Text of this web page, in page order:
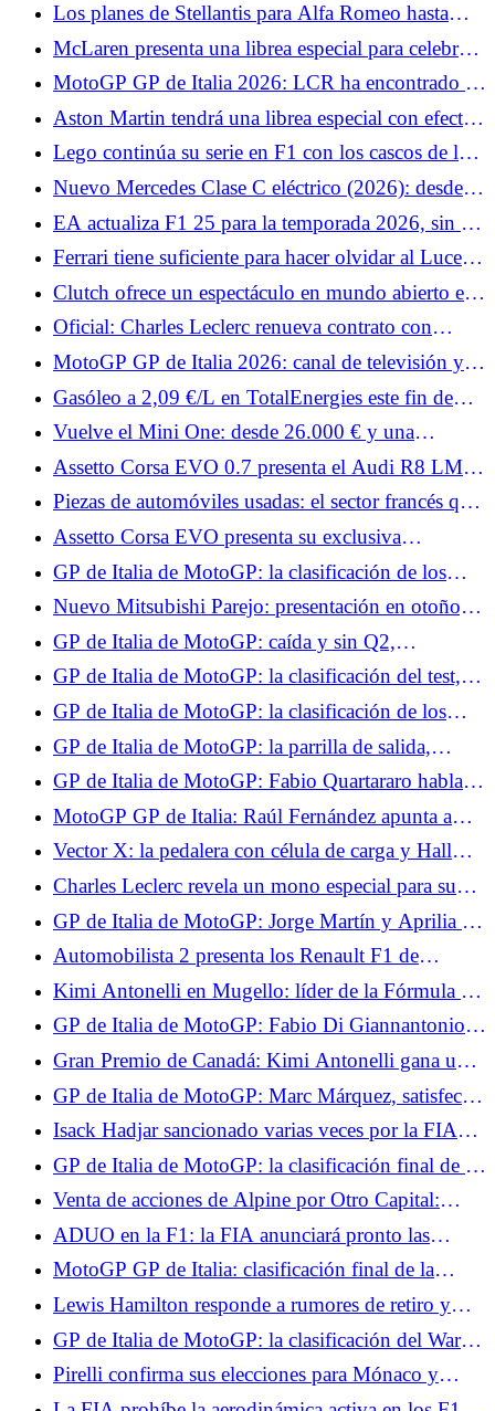
Los planes de Stellantis para Alfa Romeo hasta
2030: un sustituto del Giuletta y un nuevo SUV
McLaren presenta una librea especial para celebrar
su milésimo Gran Premio en la F1.
MotoGP GP de Italia 2026: LCR ha encontrado el
sustituto de Johann Zarco, el equipo recurre a un
veterano
Aston Martin tendrá una librea especial con efecto
irisado para Mónaco
Lego continúa su serie en F1 con los cascos de los
pilotos de McLaren.
Nuevo Mercedes Clase C eléctrico (2026): desde
66.399 € en Francia, ¿precios elevados?
EA actualiza F1 25 para la temporada 2026, sin F1
26
Ferrari tiene suficiente para hacer olvidar al Luce:
estos nombres harán vibrar al F80, 12Cilindri y
296
Clutch ofrece un espectáculo en mundo abierto en
el sur de Francia.
Oficial: Charles Leclerc renueva contrato con
Ferrari más allá de 2030
MotoGP GP de Italia 2026: canal de televisión y
horarios de pruebas, Q2 de difícil acceso para
Quartararo
Gasóleo a 2,09 €/L en TotalEnergies este fin de
semana: arranca el sábado en 3.300 estaciones de
servicio
Vuelve el Mini One: desde 26.000 € y una
potencia de 122 CV
Assetto Corsa EVO 0.7 presenta el Audi R8 LMS,
el Datsun 240Z y dos Porsche.
Piezas de automóviles usadas: el sector francés que
reinventa la reparación de automóviles
Assetto Corsa EVO presenta su exclusiva
clasificación de seguridad.
GP de Italia de MotoGP: la clasificación de los
Libres 1, Quartararo muy lejos de los líderes,
Márquez empieza lento
Nuevo Mitsubishi Parejo: presentación en otoño, el
regreso oficial de una leyenda
GP de Italia de MotoGP: caída y sin Q2,
Quartararo decepcionado con su día en Mugello
GP de Italia de MotoGP: la clasificación del test,
no hay Q2 para Quartararo, funciona para Marc
Márquez
GP de Italia de MotoGP: la clasificación de los
entrenamientos libres 2, Quartararo sigue en
dificultades, Jorge Martín establece un récord
GP de Italia de MotoGP: la parrilla de salida,
ningún milagro para Quartararo, gran jugada de
Marc Márquez
GP de Italia de MotoGP: Fabio Quartararo habla
de la mediocridad de su Yamaha
MotoGP GP de Italia: Raúl Fernández apunta a
dos el domingo
Vector X: la pedalera con célula de carga y Hall
que eleva a PXN en la gama
Charles Leclerc revela un mono especial para su
Gran Premio en casa en Mónaco.
GP de Italia de MotoGP: Jorge Martín y Aprilia se
marcan un objetivo alto para lo que resta del
campeonato
Automobilista 2 presenta los Renault F1 de
Fernando Alonso.
Kimi Antonelli en Mugello: líder de la Fórmula 1
agita la bandera a cuadros del MotoGP
GP de Italia de MotoGP: Fabio Di Giannantonio
contento con su podio en la carrera al sprint
Gran Premio de Canadá: Kimi Antonelli gana una
carrera intensa, Russell se retira.
GP de Italia de MotoGP: Marc Márquez, satisfecho
con su carrera al sprint, espera sufrir el domingo
Isack Hadjar sancionado varias veces por la FIA
durante la carrera
GP de Italia de MotoGP: la clasificación final de la
carrera al sprint, Quartararo fuera del Top 10, Jorge
Martín sólido
Venta de acciones de Alpine por Otro Capital:
fracasan las negociaciones entre Renault y
Mercedes
ADUO en la F1: la FIA anunciará pronto las
diferencias entre los fabricantes de motores.
MotoGP GP de Italia: clasificación final de la
carrera, Bezzecchi gana en casa, duplicado para
Aprilia
Lewis Hamilton responde a rumores de retiro y
explica por qué abandonó el simulador de Ferrari
en Canadá
GP de Italia de MotoGP: la clasificación del Warm
Up, Bezzecchi por delante de dos Ducati,
Quartararo por detrás
Pirelli confirma sus elecciones para Mónaco y
Barcelona: muy blando en el Principado, un paso